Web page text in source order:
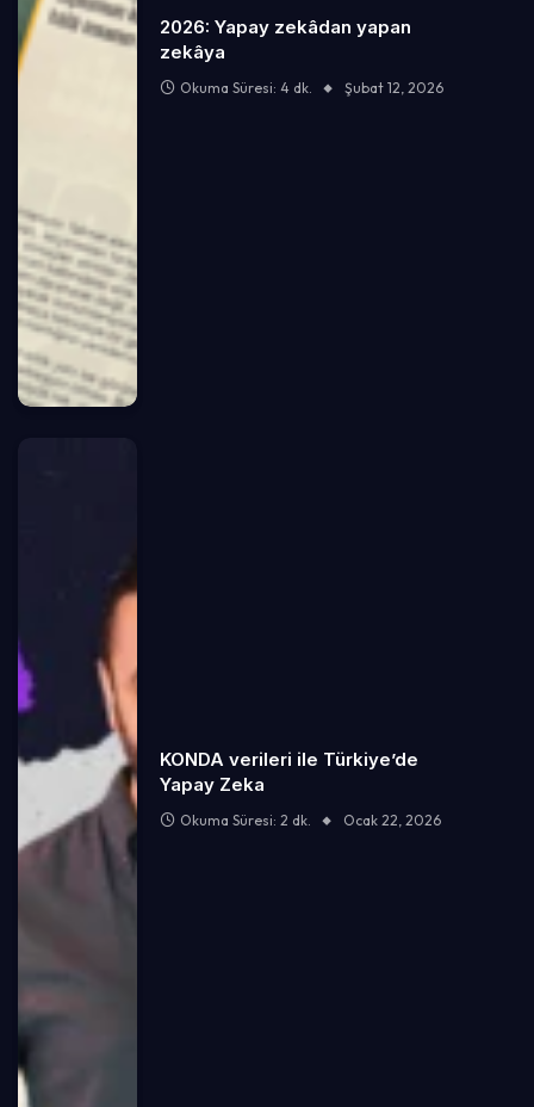
2026: Yapay zekâdan yapan
zekâya
Okuma Süresi: 4 dk. Şubat 12, 2026
KONDA verileri ile Türkiye’de
Yapay Zeka
Okuma Süresi: 2 dk. Ocak 22, 2026